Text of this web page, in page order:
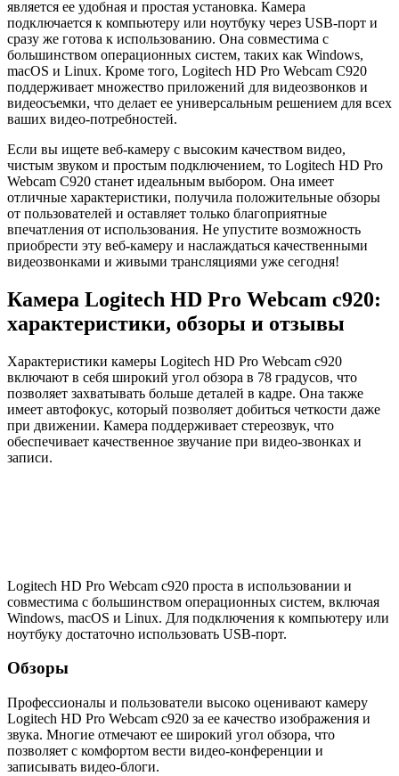
является ее удобная и простая установка. Камера
подключается к компьютеру или ноутбуку через USB-порт и
сразу же готова к использованию. Она совместима с
большинством операционных систем, таких как Windows,
macOS и Linux. Кроме того, Logitech HD Pro Webcam C920
поддерживает множество приложений для видеозвонков и
видеосъемки, что делает ее универсальным решением для всех
ваших видео-потребностей.
Если вы ищете веб-камеру с высоким качеством видео,
чистым звуком и простым подключением, то Logitech HD Pro
Webcam C920 станет идеальным выбором. Она имеет
отличные характеристики, получила положительные обзоры
от пользователей и оставляет только благоприятные
впечатления от использования. Не упустите возможность
приобрести эту веб-камеру и наслаждаться качественными
видеозвонками и живыми трансляциями уже сегодня!
Камера Logitech HD Pro Webcam c920:
характеристики, обзоры и отзывы
Характеристики камеры Logitech HD Pro Webcam c920
включают в себя широкий угол обзора в 78 градусов, что
позволяет захватывать больше деталей в кадре. Она также
имеет автофокус, который позволяет добиться четкости даже
при движении. Камера поддерживает стереозвук, что
обеспечивает качественное звучание при видео-звонках и
записи.
Logitech HD Pro Webcam c920 проста в использовании и
совместима с большинством операционных систем, включая
Windows, macOS и Linux. Для подключения к компьютеру или
ноутбуку достаточно использовать USB-порт.
Обзоры
Профессионалы и пользователи высоко оценивают камеру
Logitech HD Pro Webcam c920 за ее качество изображения и
звука. Многие отмечают ее широкий угол обзора, что
позволяет с комфортом вести видео-конференции и
записывать видео-блоги.